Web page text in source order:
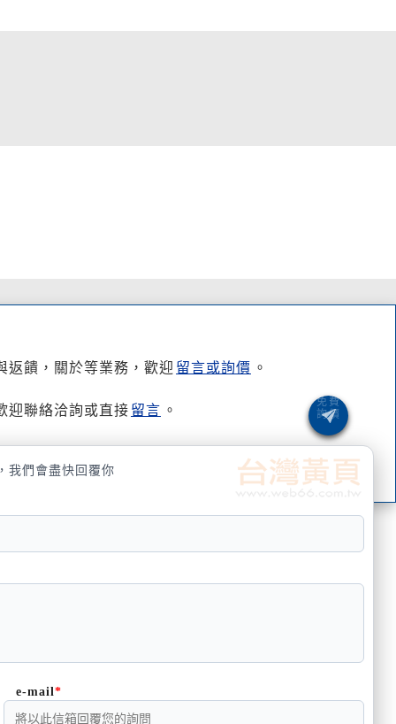
返饋，關於等業務，歡迎 留言或詢價 。
迎聯絡洽詢或直接 留言 。
我們會盡快回覆你
e-mail